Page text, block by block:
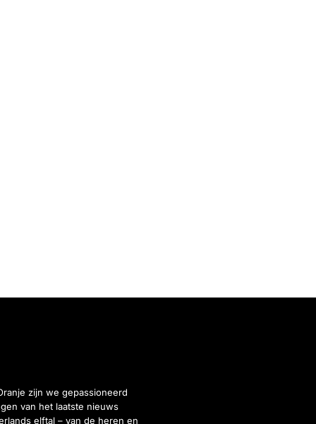
zijn we gepassioneerd
van het laatste nieuws
elftal – van de heren en